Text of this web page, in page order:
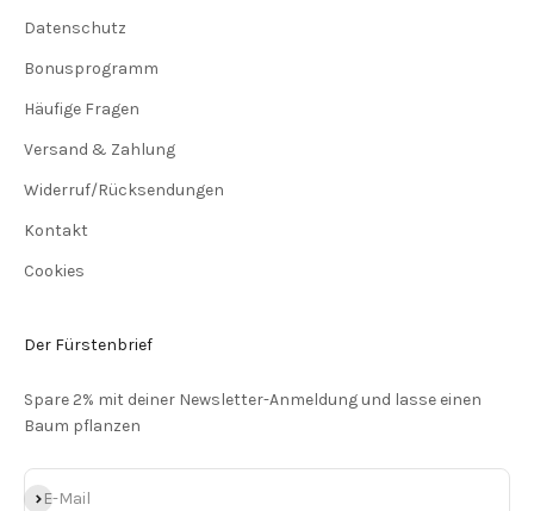
Datenschutz
Bonusprogramm
Häufige Fragen
Versand & Zahlung
Widerruf/Rücksendungen
Kontakt
Cookies
Der Fürstenbrief
Spare 2% mit deiner Newsletter-Anmeldung und lasse einen
Baum pflanzen
E-Mail
Abonnieren